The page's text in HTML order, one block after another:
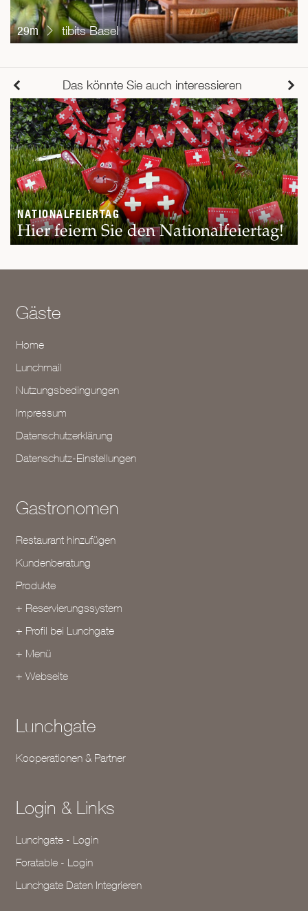
29m tibits Basel
Das könnte Sie auch interessieren
NATIONALFEIERTAG
Hier feiern Sie den Nationalfeiertag!
Gäste
Home
Lunchmail
Nutzungsbedingungen
Impressum
Datenschutzerklärung
Datenschutz-Einstellungen
Gastronomen
Restaurant hinzufügen
Kundenberatung
Produkte
+ Reservierungssystem
+ Profil bei Lunchgate
+ Menü
+ Webseite
Lunchgate
Kooperationen & Partner
Login & Links
Lunchgate - Login
Foratable - Login
Lunchgate Daten Integrieren